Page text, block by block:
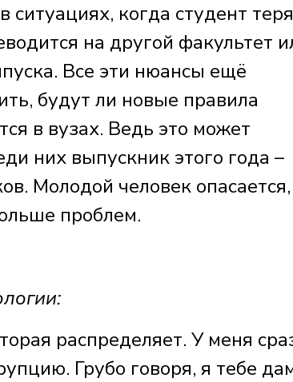
ситуациях, когда студент
на другой факультет
Все эти нюансы ещё
будут ли новые правила
в вузах. Ведь это может
них выпускник этого года –
Молодой человек
проблем.
распределяет. У меня
Грубо говоря, я тебе